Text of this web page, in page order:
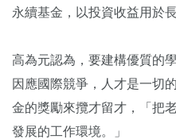
永續基金，以投資收益用於
高為元認為，要建構優質的
因應國際競爭，人才是一切
金的獎勵來攬才留才，「把
發展的工作環境。」